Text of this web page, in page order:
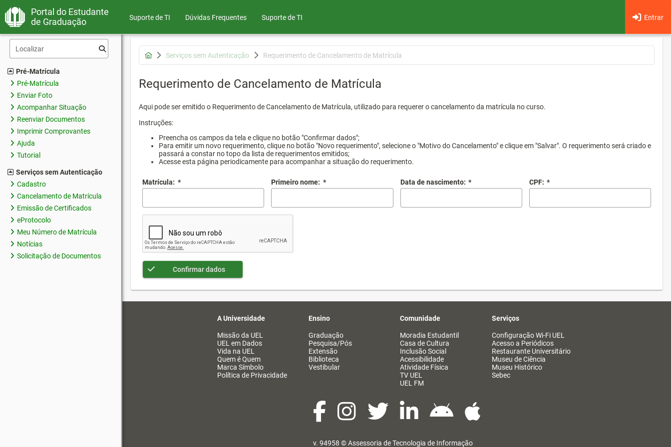
Portal do Estudante
de Graduação
Suporte de TI Dúvidas Frequentes Entrar
Suporte de TI
Pré-Matrícula
Pré-Matrícula
Enviar Foto
Acompanhar Situação
Reenviar Documentos
Imprimir Comprovantes
Ajuda
Tutorial
Serviços sem Autenticação
Cadastro
Cancelamento de Matrícula
Emissão de Certificados
eProtocolo
Meu Número de Matrícula
Notícias
Solicitação de Documentos
Serviços sem Autenticação Requerimento de Cancelamento de Matrícula
Requerimento de Cancelamento de Matrícula
Aqui pode ser emitido o Requerimento de Cancelamento de Matrícula, utilizado para requerer o cancelamento da matrícula no curso.
Instruções:
Preencha os campos da tela e clique no botão "Confirmar dados";
Para emitir um novo requerimento, clique no botão "Novo requerimento", selecione o "Motivo do Cancelamento" e clique em "Salvar". O requerimento será criado e
passará a constar no topo da lista de requerimentos emitidos;
Acesse esta página periodicamente para acompanhar a situação do requerimento.
Matrícula: * Primeiro nome: * Data de nascimento: * CPF: *
Confirmar dados
A Universidade
Missão da UEL
UEL em Dados
Vida na UEL
Quem é Quem
Marca Símbolo
Política de Privacidade
Ensino
Graduação
Pesquisa/Pós
Extensão
Biblioteca
Vestibular
Comunidade
Moradia Estudantil
Casa de Cultura
Inclusão Social
Acessibilidade
Atividade Física
TV UEL
UEL FM
Serviços
Configuração Wi-Fi UEL
Acesso a Periódicos
Restaurante Universitário
Museu de Ciência
Museu Histórico
Sebec
v. 94958 ©Assessoria de Tecnologia de Informação